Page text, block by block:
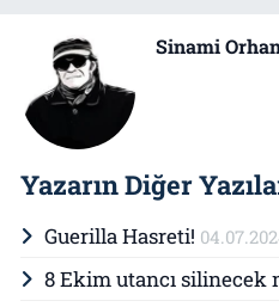
Sinami
Yazarın Diğer
Guerilla Hasreti!
8 Ekim utancı silinecek